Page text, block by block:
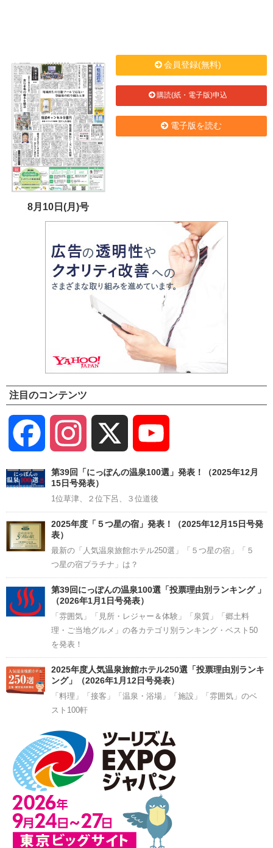
8月10日(月)号
会員登録(無料)
購読(紙・電子版)申込
電子版を読む
注目のコンテンツ
Facebook Instagram
Channel
第39回「にっぽんの温泉100選」発表！（2025年12月
15日号発表）
1位草津、２位下呂、３位道後
2025年度「５つ星の宿」発表！（2025年12月15日号発
表）
最新の「人気温泉旅館ホテル250選」「５つ星の宿」「５
つ星の宿プラチナ」は？
第39回にっぽんの温泉100選「投票理由別ランキング 」
（2026年1月1日号発表）
「雰囲気」「見所・レジャー＆体験」「泉質」「郷土料
理・ご当地グルメ」の各カテゴリ別ランキング・ベスト50
を発表！
2025年度人気温泉旅館ホテル250選「投票理由別ランキ
ング」（2026年1月12日号発表）
「料理」「接客」「温泉・浴場」「施設」「雰囲気」のベ
スト100軒